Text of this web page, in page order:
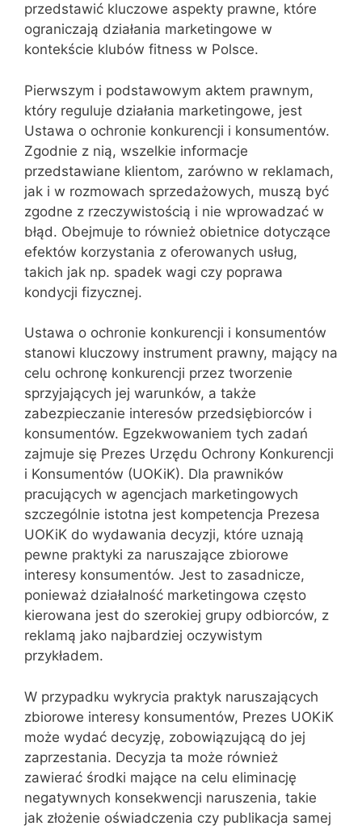
przedstawić kluczowe aspekty prawne, które
ograniczają działania marketingowe w
kontekście klubów fitness w Polsce.
Pierwszym i podstawowym aktem prawnym,
który reguluje działania marketingowe, jest
Ustawa o ochronie konkurencji i konsumentów.
Zgodnie z nią, wszelkie informacje
przedstawiane klientom, zarówno w reklamach,
jak i w rozmowach sprzedażowych, muszą być
zgodne z rzeczywistością i nie wprowadzać w
błąd. Obejmuje to również obietnice dotyczące
efektów korzystania z oferowanych usług,
takich jak np. spadek wagi czy poprawa
kondycji fizycznej.
Ustawa o ochronie konkurencji i konsumentów
stanowi kluczowy instrument prawny, mający na
celu ochronę konkurencji przez tworzenie
sprzyjających jej warunków, a także
zabezpieczanie interesów przedsiębiorców i
konsumentów. Egzekwowaniem tych zadań
zajmuje się Prezes Urzędu Ochrony Konkurencji
i Konsumentów (UOKiK). Dla prawników
pracujących w agencjach marketingowych
szczególnie istotna jest kompetencja Prezesa
UOKiK do wydawania decyzji, które uznają
pewne praktyki za naruszające zbiorowe
interesy konsumentów. Jest to zasadnicze,
ponieważ działalność marketingowa często
kierowana jest do szerokiej grupy odbiorców, z
reklamą jako najbardziej oczywistym
przykładem.
W przypadku wykrycia praktyk naruszających
zbiorowe interesy konsumentów, Prezes UOKiK
może wydać decyzję, zobowiązującą do jej
zaprzestania. Decyzja ta może również
zawierać środki mające na celu eliminację
negatywnych konsekwencji naruszenia, takie
jak złożenie oświadczenia czy publikacja samej